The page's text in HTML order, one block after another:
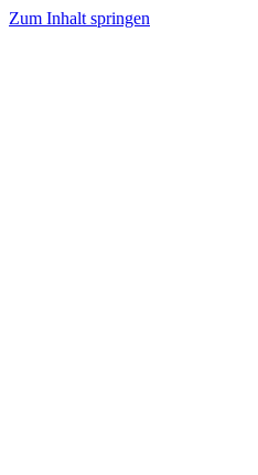
Zum Inhalt springen